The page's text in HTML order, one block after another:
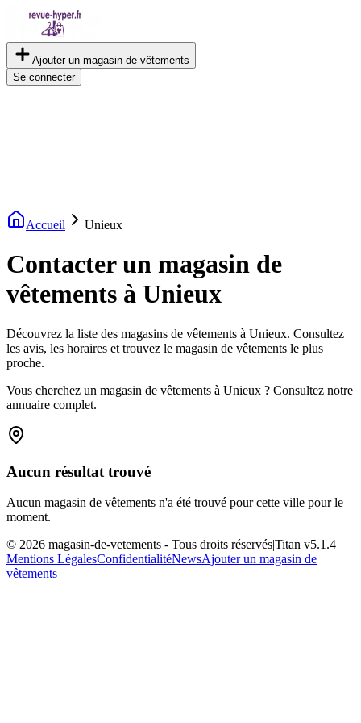
Ajouter un magasin de vêtements
Se connecter
Accueil Unieux
Contacter un magasin de
vêtements à Unieux
Découvrez la liste des magasins de vêtements à Unieux. Consultez
les avis, les horaires et trouvez le magasin de vêtements le plus
proche.
Vous cherchez un magasin de vêtements à Unieux ? Consultez notre
annuaire complet.
Aucun résultat trouvé
Aucun magasin de vêtements n'a été trouvé pour cette ville pour le
moment.
© 2026 magasin-de-vetements - Tous droits réservés|Titan v5.1.4
Mentions LégalesConfidentialitéNewsAjouter un magasin de
vêtements